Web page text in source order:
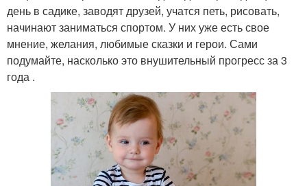
день в садике, заводят друзей, учатся петь, рисовать,
начинают заниматься спортом. У них уже есть свое
мнение, желания, любимые сказки и герои. Сами
подумайте, насколько это внушительный прогресс за 3
года .